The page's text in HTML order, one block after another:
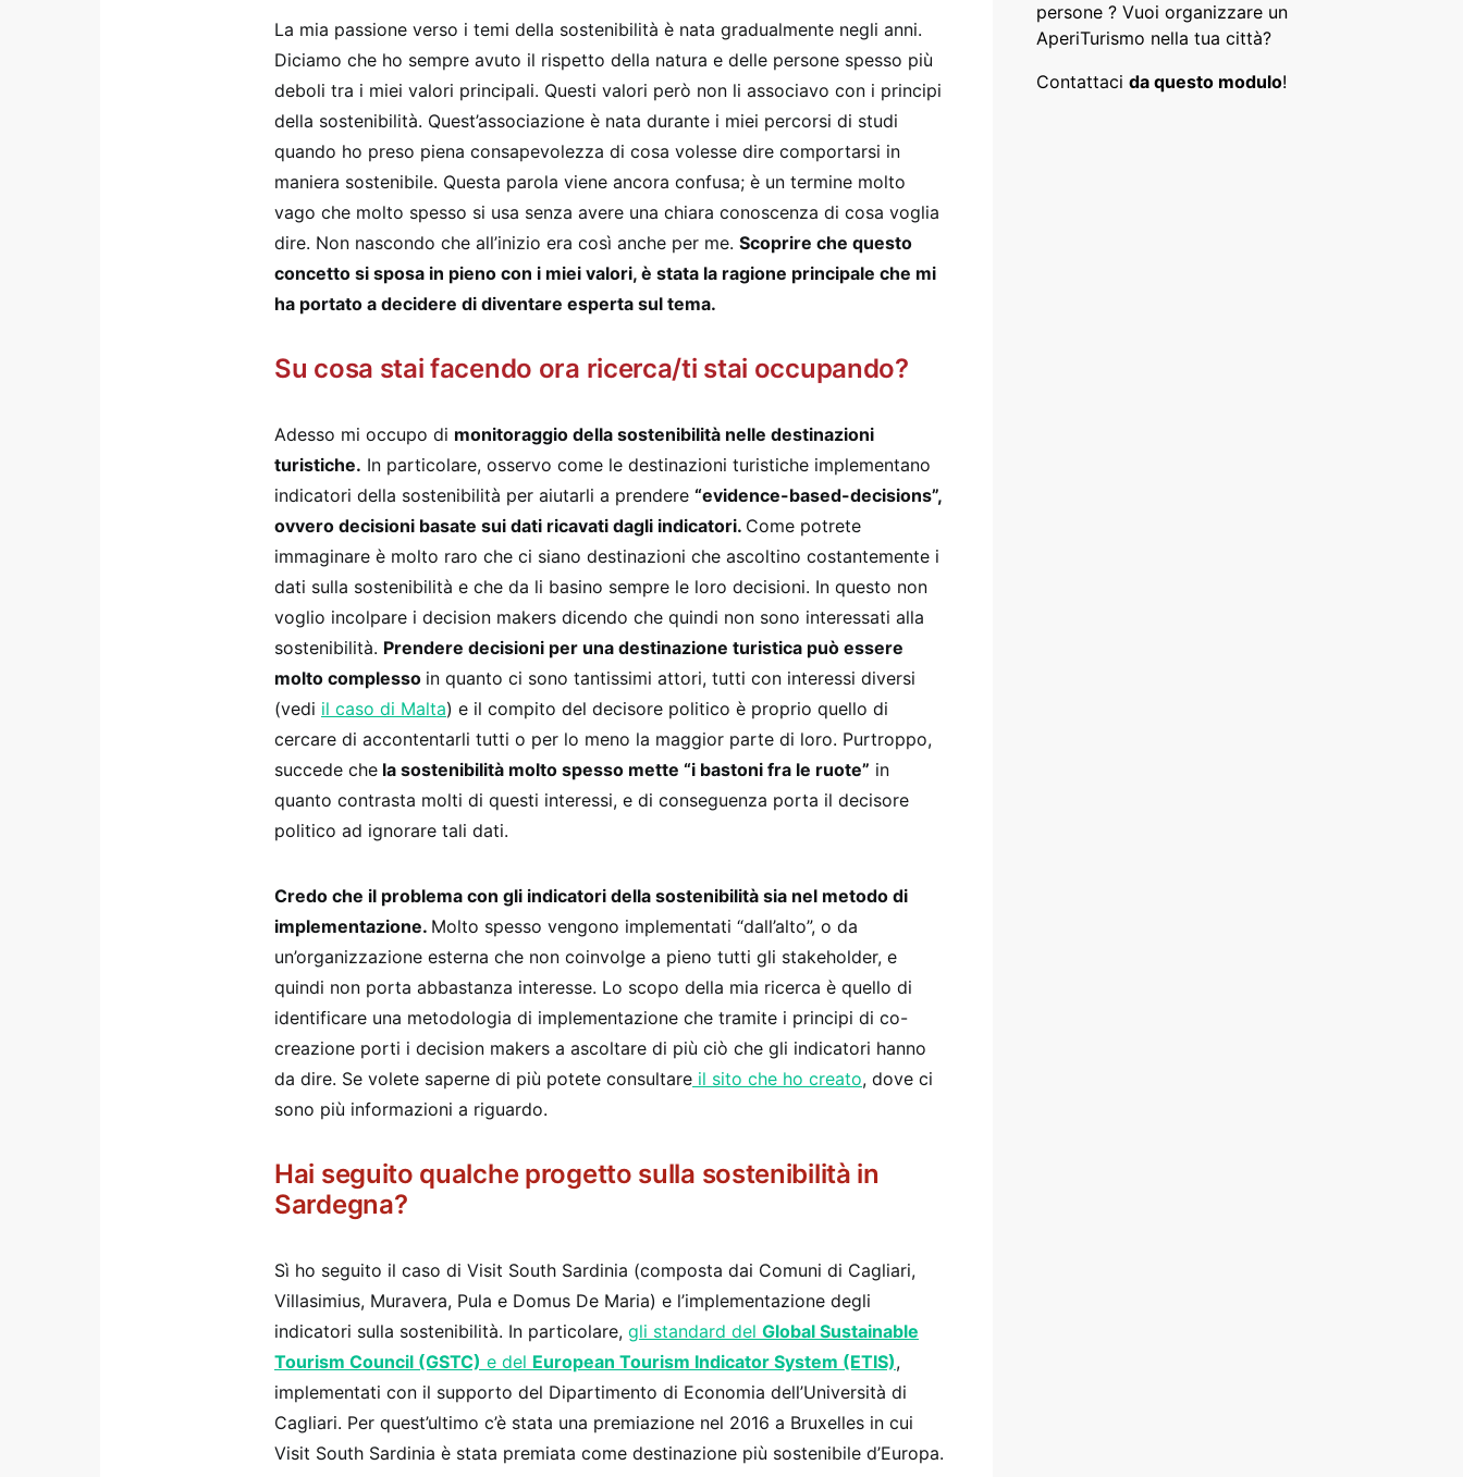
La mia passione verso i temi della sostenibilità è nata gradualmente negli anni.
Diciamo che ho sempre avuto il rispetto della natura e delle persone spesso più
deboli tra i miei valori principali. Questi valori però non li associavo con i principi
della sostenibilità. Quest’associazione è nata durante i miei percorsi di studi
quando ho preso piena consapevolezza di cosa volesse dire comportarsi in
maniera sostenibile. Questa parola viene ancora confusa; è un termine molto
vago che molto spesso si usa senza avere una chiara conoscenza di cosa voglia
dire. Non nascondo che all’inizio era così anche per me. Scoprire che questo
concetto si sposa in pieno con i miei valori, è stata la ragione principale che mi
ha portato a decidere di diventare esperta sul tema.
Su cosa stai facendo ora ricerca/ti stai occupando?
Adesso mi occupo di monitoraggio della sostenibilità nelle destinazioni
turistiche. In particolare, osservo come le destinazioni turistiche implementano
indicatori della sostenibilità per aiutarli a prendere “evidence-based-decisions”,
ovvero decisioni basate sui dati ricavati dagli indicatori. Come potrete
immaginare è molto raro che ci siano destinazioni che ascoltino costantemente i
dati sulla sostenibilità e che da li basino sempre le loro decisioni. In questo non
voglio incolpare i decision makers dicendo che quindi non sono interessati alla
sostenibilità. Prendere decisioni per una destinazione turistica può essere
molto complesso in quanto ci sono tantissimi attori, tutti con interessi diversi
(vedi il caso di Malta) e il compito del decisore politico è proprio quello di
cercare di accontentarli tutti o per lo meno la maggior parte di loro. Purtroppo,
succede che la sostenibilità molto spesso mette “i bastoni fra le ruote” in
quanto contrasta molti di questi interessi, e di conseguenza porta il decisore
politico ad ignorare tali dati.
Credo che il problema con gli indicatori della sostenibilità sia nel metodo di
implementazione. Molto spesso vengono implementati “dall’alto”, o da
un’organizzazione esterna che non coinvolge a pieno tutti gli stakeholder, e
quindi non porta abbastanza interesse. Lo scopo della mia ricerca è quello di
identificare una metodologia di implementazione che tramite i principi di co-
creazione porti i decision makers a ascoltare di più ciò che gli indicatori hanno
da dire. Se volete saperne di più potete consultare il sito che ho creato, dove ci
sono più informazioni a riguardo.
Hai seguito qualche progetto sulla sostenibilità in
Sardegna?
Sì ho seguito il caso di Visit South Sardinia (composta dai Comuni di Cagliari,
Villasimius, Muravera, Pula e Domus De Maria) e l’implementazione degli
indicatori sulla sostenibilità. In particolare, gli standard del Global Sustainable
Tourism Council (GSTC) e del European Tourism Indicator System (ETIS),
implementati con il supporto del Dipartimento di Economia dell’Università di
Cagliari. Per quest’ultimo c’è stata una premiazione nel 2016 a Bruxelles in cui
Visit South Sardinia è stata premiata come destinazione più sostenibile d’Europa.
persone ? Vuoi organizzare un
AperiTurismo nella tua città?
Contattaci da questo modulo!